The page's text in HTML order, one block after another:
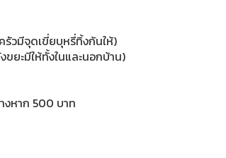
วมีจุดเขี่ยบุหรี่ทิ้งก้นให้)
ยะมีให้ทั้งในและนอกบ้าน)
งหาก 500 บาท